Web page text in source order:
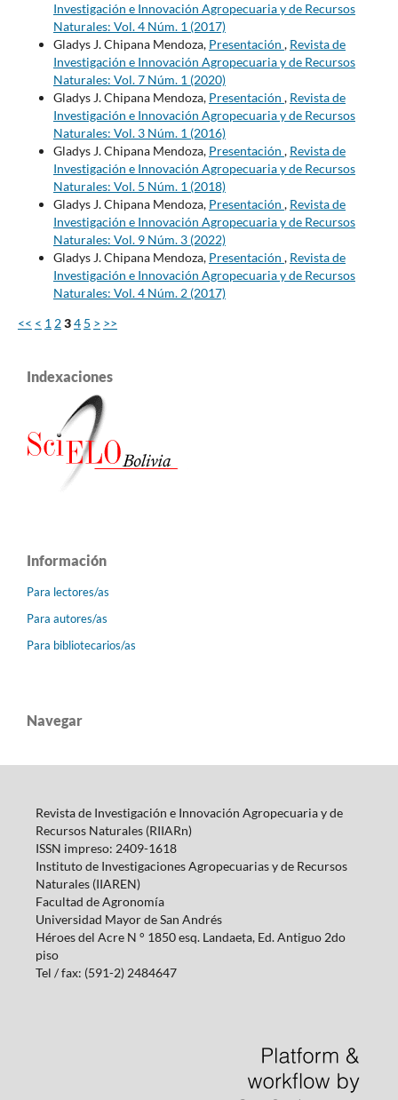
Investigación e Innovación Agropecuaria y de Recursos
Naturales: Vol. 4 Núm. 1 (2017)
Gladys J. Chipana Mendoza, Presentación , Revista de
Investigación e Innovación Agropecuaria y de Recursos
Naturales: Vol. 7 Núm. 1 (2020)
Gladys J. Chipana Mendoza, Presentación , Revista de
Investigación e Innovación Agropecuaria y de Recursos
Naturales: Vol. 3 Núm. 1 (2016)
Gladys J. Chipana Mendoza, Presentación , Revista de
Investigación e Innovación Agropecuaria y de Recursos
Naturales: Vol. 5 Núm. 1 (2018)
Gladys J. Chipana Mendoza, Presentación , Revista de
Investigación e Innovación Agropecuaria y de Recursos
Naturales: Vol. 9 Núm. 3 (2022)
Gladys J. Chipana Mendoza, Presentación , Revista de
Investigación e Innovación Agropecuaria y de Recursos
Naturales: Vol. 4 Núm. 2 (2017)
<< < 1 234 5 > >>
Indexaciones
Información
Para lectores/as
Para autores/as
Para bibliotecarios/as
Navegar
Revista de Investigación e Innovación Agropecuaria y de
Recursos Naturales (RIIARn)
ISSN impreso: 2409-1618
Instituto de Investigaciones Agropecuarias y de Recursos
Naturales (IIAREN)
Facultad de Agronomía
Universidad Mayor de San Andrés
Héroes del Acre N ° 1850 esq. Landaeta, Ed.Antiguo 2do
piso
Tel / fax: (591-2) 2484647